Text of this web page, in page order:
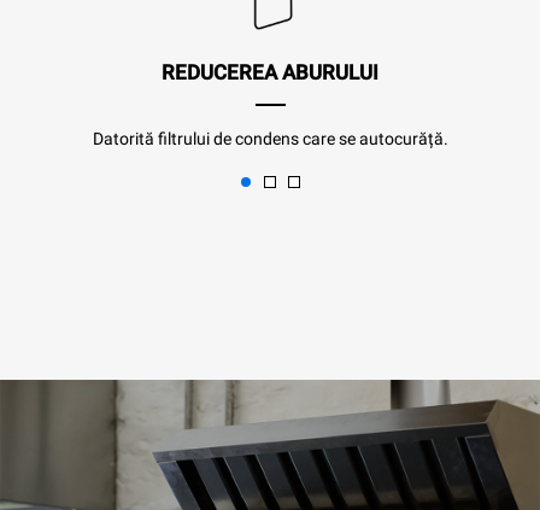
REDUCEREA ABURULUI
Datorită filtrului de condens care se autocurăță.